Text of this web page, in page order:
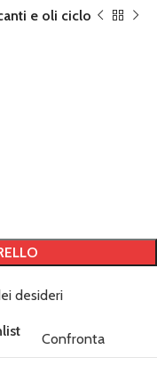
e oli ciclo
desideri
Confronta